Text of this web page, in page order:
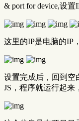
& port for device,设置
这里的IP是电脑的IP
设置完成后，回到空
JS，程序就运行起来